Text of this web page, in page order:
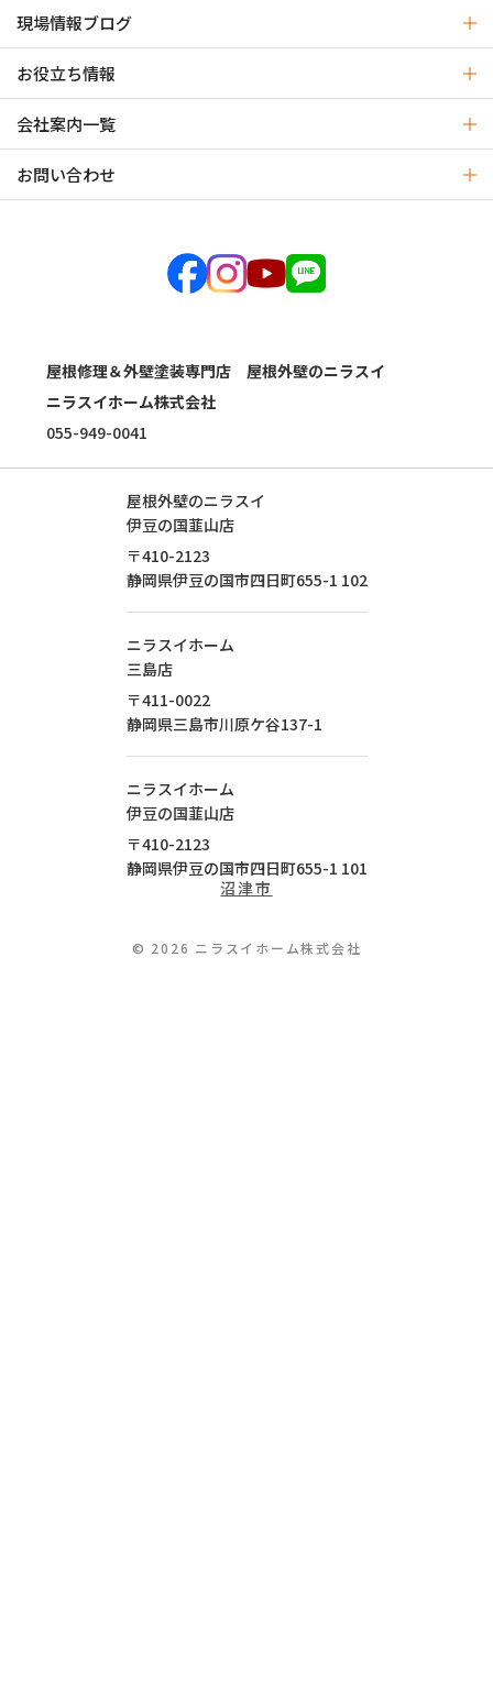
現場情報ブログ
お役立ち情報
会社案内一覧
お問い合わせ
屋根修理＆外壁塗装専門店 屋根外壁のニラスイ
ニラスイホーム株式会社
055-949-0041
屋根外壁のニラスイ
伊豆の国韮山店
〒410-2123
静岡県伊豆の国市四日町655-1 102
ニラスイホーム
三島店
〒411-0022
静岡県三島市川原ケ谷137-1
ニラスイホーム
伊豆の国韮山店
〒410-2123
静岡県伊豆の国市四日町655-1 101
沼津市
© 2026 ニラスイホーム株式会社